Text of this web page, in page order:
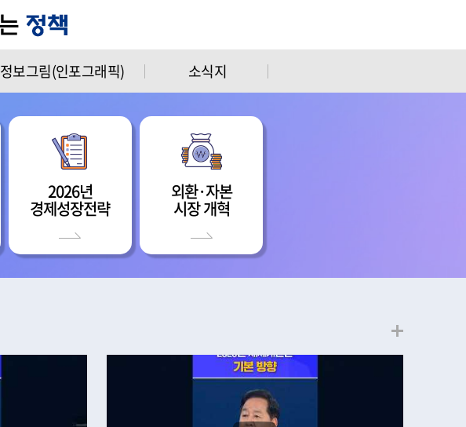
정보그림(인포그래픽) 소식지
2026년
경제성장전략
외환·자본
시장 개혁